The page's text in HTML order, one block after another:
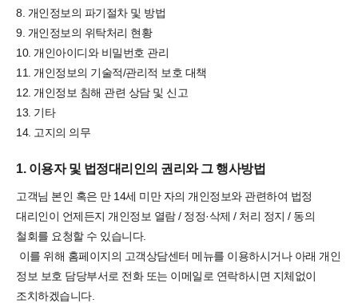
8. 개인정보의 파기절차 및 방법
9. 개인정보의 위탁처리 현황
10. 개인아이디와 비밀번호 관리
11. 개인정보의 기술적/관리적 보호 대책
12. 개인정보 침해 관련 상담 및 신고
13. 기타
14. 고지의 의무
1. 이용자 및 법정대리인의 권리와 그 행사방법
고객님 본인 혹은 만 14세 미만 자의 개인정보와 관련하여 법정
대리인이 언제든지 개인정보 열람 / 정정·삭제 / 처리 정지 / 동의
철회를 요청할 수 있습니다.
이를 위해 홈페이지의 고객상담센터 메뉴를 이용하시거나 아래 개인
정보 보호 담당부서로 전화 또는 이메일로 연락하시면 지체없이
조치하겠습니다.